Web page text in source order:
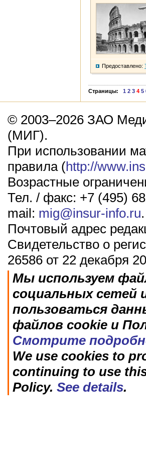
Предоставлено:
Страницы: 1 2 3 4 5
© 2003–2026 ЗАО
(МИГ).
При использовании
правила (http://
Возрастные
Тел. / факс: +7 (495)
mail: mig@insur-info.ru.
Почтовый адрес
Свидетельство о
26586 от 22 декабря
Мы используем
социальных сетей
пользоваться
файлов cookie и
Смотрите
We use cookies to
continuing to use
Policy. See details.